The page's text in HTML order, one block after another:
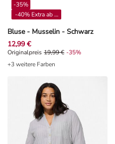
Bluse - Musselin - Schwarz
-35%
-40% Extra ab 4**
12,99 €
Originalpreis 19,99 €, Rabat -35%
Originalpreis 19,99 € -35%
+3 weitere Farben